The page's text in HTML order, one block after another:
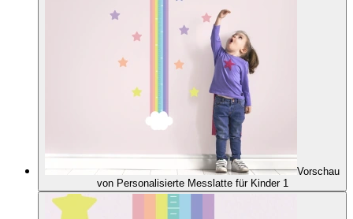
Vorschau
von Personalisierte Messlatte für Kinder 1